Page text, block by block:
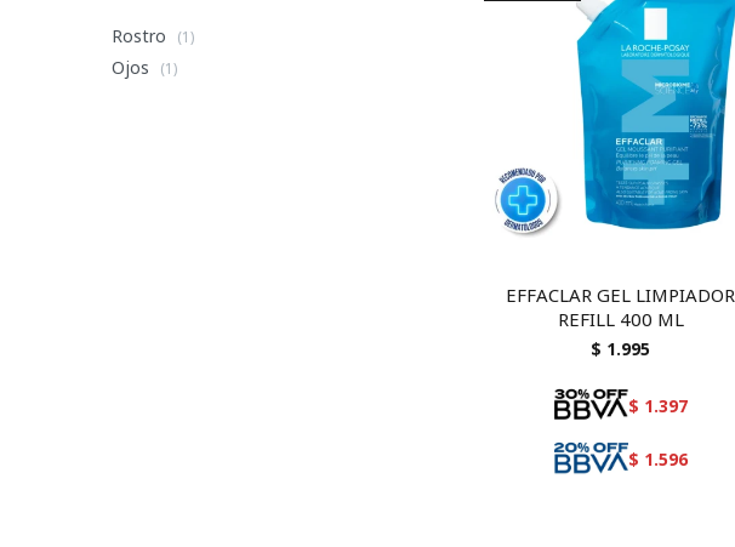
EFFACLAR GEL LIMPIADOR
REFILL 400 ML
$ 1.995
$ 1.397
$ 1.596
Rostro (1)
Ojos (1)